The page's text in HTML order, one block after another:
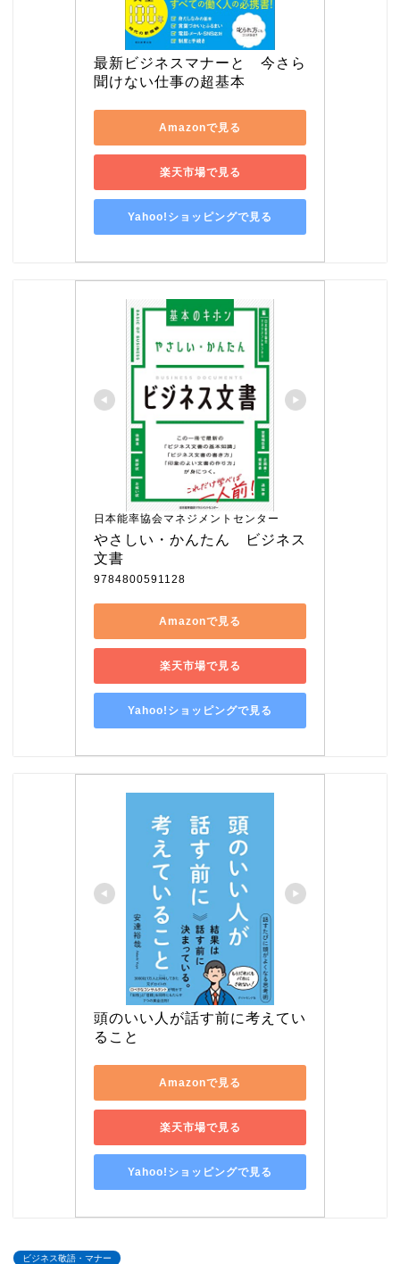
最新ビジネスマナーと　今さら
聞けない仕事の超基本
Amazonで見る
楽天市場で見る
Yahoo!ショッピングで見る
日本能率協会マネジメントセンター
やさしい・かんたん　ビジネス
文書
9784800591128
Amazonで見る
楽天市場で見る
Yahoo!ショッピングで見る
頭のいい人が話す前に考えてい
ること
Amazonで見る
楽天市場で見る
Yahoo!ショッピングで見る
ビジネス敬語・マナー